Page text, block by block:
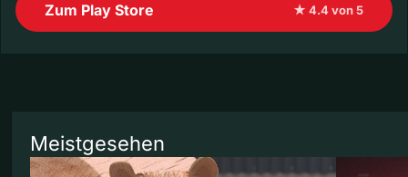
Zum Play Store ★ 4.4 von 5
Meistgesehen